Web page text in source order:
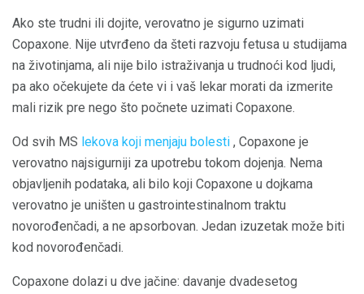
Ako ste trudni ili dojite, verovatno je sigurno uzimati
Copaxone. Nije utvrđeno da šteti razvoju fetusa u studijama
na životinjama, ali nije bilo istraživanja u trudnoći kod ljudi,
pa ako očekujete da ćete vi i vaš lekar morati da izmerite
mali rizik pre nego što počnete uzimati Copaxone.
Od svih MS lekova koji menjaju bolesti , Copaxone je
verovatno najsigurniji za upotrebu tokom dojenja. Nema
objavljenih podataka, ali bilo koji Copaxone u dojkama
verovatno je uništen u gastrointestinalnom traktu
novorođenčadi, a ne apsorbovan. Jedan izuzetak može biti
kod novorođenčadi.
Copaxone dolazi u dve jačine: davanje dvadesetog